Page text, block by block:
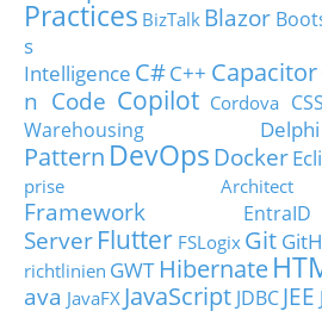
Practices BizTalk Blazor
s
Intelligence C#C++ Capacitor
n Code Copilot Cordova CSS
Warehousing
Delphi
Pattern DevOps Docker
prise Architect
Framework
EntraID
Server Flutter FSLogix Git
richtlinien GWT Hibernate
ava JavaFX JavaScript JDBC JEE